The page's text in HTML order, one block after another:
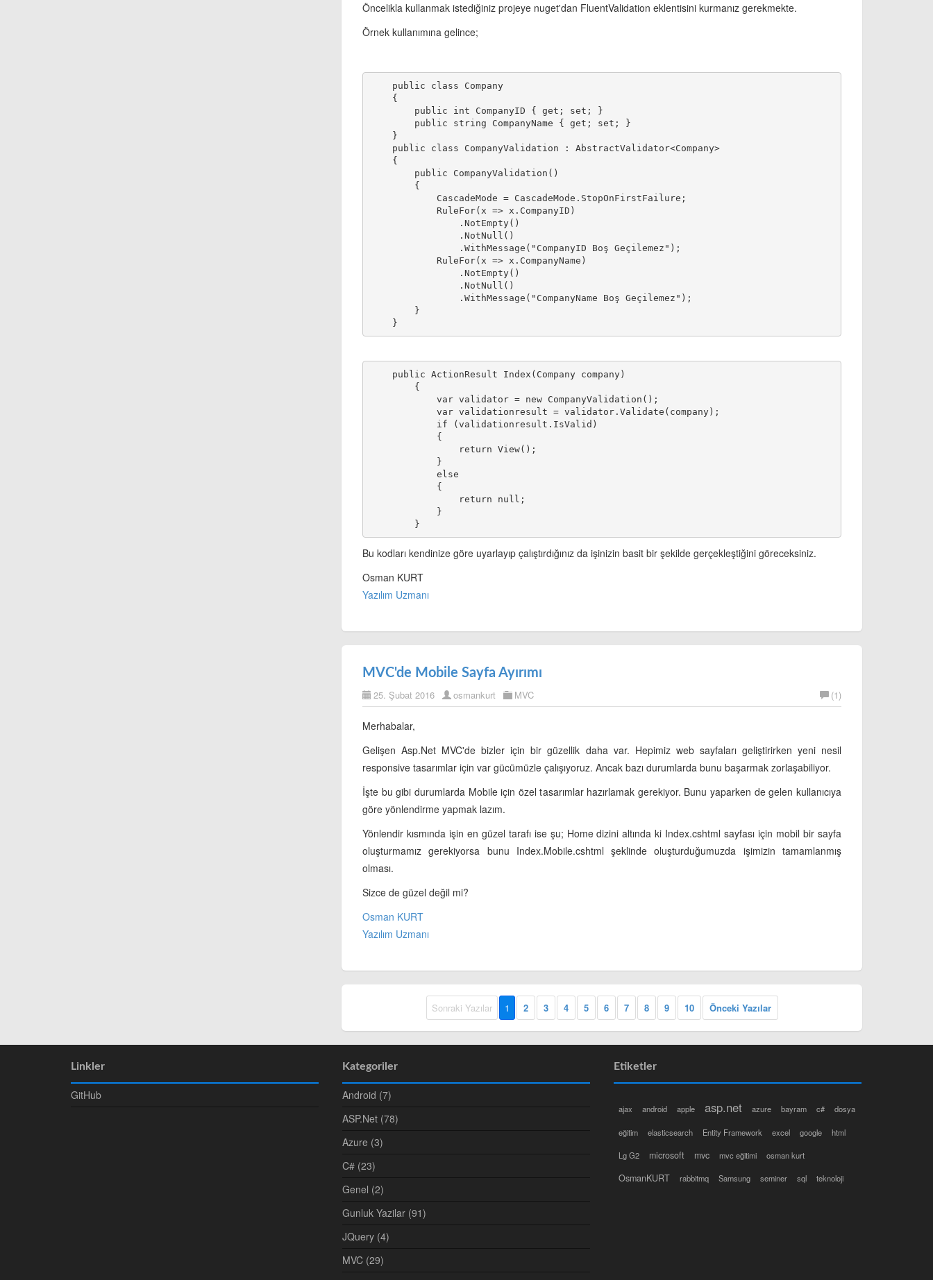
Öncelikla kullanmak istediğiniz projeye nuget'dan FluentValidation eklentisini kurmanız gerekmekte.
Örnek kullanımına gelince;
public class Company
{
public int CompanyID { get; set; }
public string CompanyName { get; set; }
}
public class CompanyValidation : AbstractValidator<Company>
{
public CompanyValidation()
{
CascadeMode = CascadeMode.StopOnFirstFailure;
RuleFor(x => x.CompanyID)
.NotEmpty()
.NotNull()
.WithMessage("CompanyID Boş Geçilemez");
RuleFor(x => x.CompanyName)
.NotEmpty()
.NotNull()
.WithMessage("CompanyName Boş Geçilemez");
}
    public ActionResult Index(Company company)
{
var validator = new CompanyValidation();
var validationresult = validator.Validate(company);
if (validationresult.IsValid)
{
return View();
}
else
{
return null;
}
Bu kodları kendinize göre uyarlayıp çalıştırdığınız da işinizin basit bir şekilde gerçekleştiğini göreceksiniz.
Osman KURT
Yazılım Uzmanı
MVC'de Mobile Sayfa Ayırımı
25. Şubat 2016 osmankurt MVC (1)
Merhabalar,
Gelişen Asp.Net MVC'de bizler için bir güzellik daha var. Hepimiz web sayfaları geliştirirken yeni nesil
responsive tasarımlar için var gücümüzle çalışıyoruz. Ancak bazı durumlarda bunu başarmak zorlaşabiliyor.
İşte bu gibi durumlarda Mobile için özel tasarımlar hazırlamak gerekiyor. Bunu yaparken de gelen kullanıcıya
göre yönlendirme yapmak lazım.
Yönlendir kısmında işin en güzel tarafı ise şu; Home dizini altında ki Index.cshtml sayfası için mobil bir sayfa
oluşturmamız gerekiyorsa bunu Index.Mobile.cshtml şeklinde oluşturduğumuzda işimizin tamamlanmış
olması.
Sizce de güzel değil mi?
Osman KURT
Yazılım Uzmanı
Sonraki Yazılar 1 2 3 4 5 6 7 8 9 10 Önceki Yazılar
Linkler
GitHub
Kategoriler
Android (7)
ASP.Net (78)
Azure (3)
C# (23)
Genel (2)
Gunluk Yazilar (91)
JQuery (4)
MVC (29)
Etiketler
ajax android apple asp.net azure bayram c# dosya
eğitim elasticsearch Entity Framework excel google html
Lg G2 microsoft mvc mvc eğitimi osman kurt
OsmanKURT rabbitmq Samsung seminer sql teknoloji